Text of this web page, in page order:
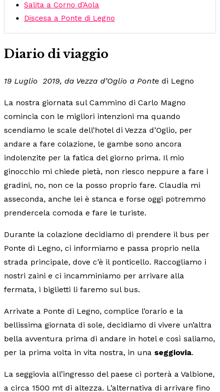
Salita a Corno d’Aola
Discesa a Ponte di Legno
Diario di viaggio
19 Luglio 2019, da Vezza d’Oglio a Ponte di Legno
La nostra giornata sul Cammino di Carlo Magno
comincia con le migliori intenzioni ma quando
scendiamo le scale dell’hotel di Vezza d’Oglio, per
andare a fare colazione, le gambe sono ancora
indolenzite per la fatica del giorno prima. Il mio
ginocchio mi chiede pietà, non riesco neppure a fare i
gradini, no, non ce la posso proprio fare. Claudia mi
asseconda, anche lei è stanca e forse oggi potremmo
prendercela comoda e fare le turiste.
Durante la colazione decidiamo di prendere il bus per
Ponte di Legno, ci informiamo e passa proprio nella
strada principale, dove c’è il ponticello. Raccogliamo i
nostri zaini e ci incamminiamo per arrivare alla
fermata, i biglietti li faremo sul bus.
Arrivate a Ponte di Legno, complice l’orario e la
bellissima giornata di sole, decidiamo di vivere un’altra
bella avventura prima di andare in hotel e così saliamo,
per la prima volta in vita nostra, in una seggiovia.
La seggiovia all’ingresso del paese ci porterà a Valbione,
a circa 1500 mt di altezza. L’alternativa di arrivare fino